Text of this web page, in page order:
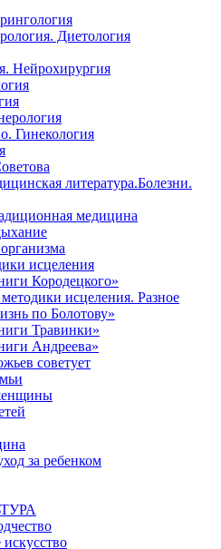
Диетология
Нейрохирургия
Гинекология
литература.Болезни.
медицина
исцеления
Кородецкого»
исцеления. Разное
по Болотову»
Травинки»
Андреева»
советует
за ребенком
искусство